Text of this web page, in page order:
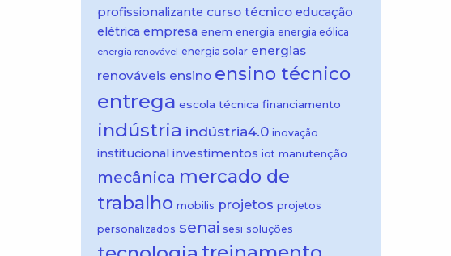
profissionalizante curso técnico educação
elétrica empresa enem energia energia eólica
energia renovável energia solar energias
renováveis ensino ensino técnico
entrega escola técnica financiamento
indústria indústria4.0 inovação
institucional investimentos iot manutenção
mecânica mercado de
trabalho mobilis projetos projetos
personalizados senai sesi soluções